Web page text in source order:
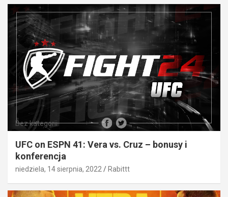
Bez kategorii
UFC on ESPN 41: Vera vs. Cruz – bonusy i
konferencja
niedziela, 14 sierpnia, 2022 Rabittt